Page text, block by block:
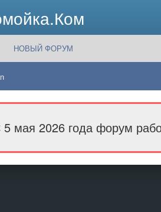
НОВЫЙ ФОРУМ
мая 2026 года форум